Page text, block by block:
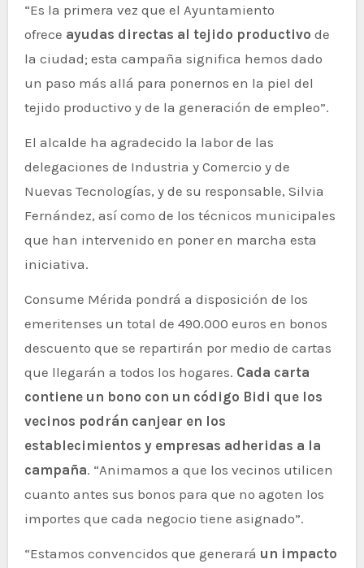
“Es la primera vez que el Ayuntamiento
ofrece ayudas directas al tejido productivo de
la ciudad; esta campaña significa hemos dado
un paso más allá para ponernos en la piel del
tejido productivo y de la generación de empleo”.
El alcalde ha agradecido la labor de las
delegaciones de Industria y Comercio y de
Nuevas Tecnologías, y de su responsable, Silvia
Fernández, así como de los técnicos municipales
que han intervenido en poner en marcha esta
iniciativa.
Consume Mérida pondrá a disposición de los
emeritenses un total de 490.000 euros en bonos
descuento que se repartirán por medio de cartas
que llegarán a todos los hogares. Cada carta
contiene un bono con un código Bidi que los
vecinos podrán canjear en los
establecimientos y empresas adheridas a la
campaña. “Animamos a que los vecinos utilicen
cuanto antes sus bonos para que no agoten los
importes que cada negocio tiene asignado”.
“Estamos convencidos que generará un impacto